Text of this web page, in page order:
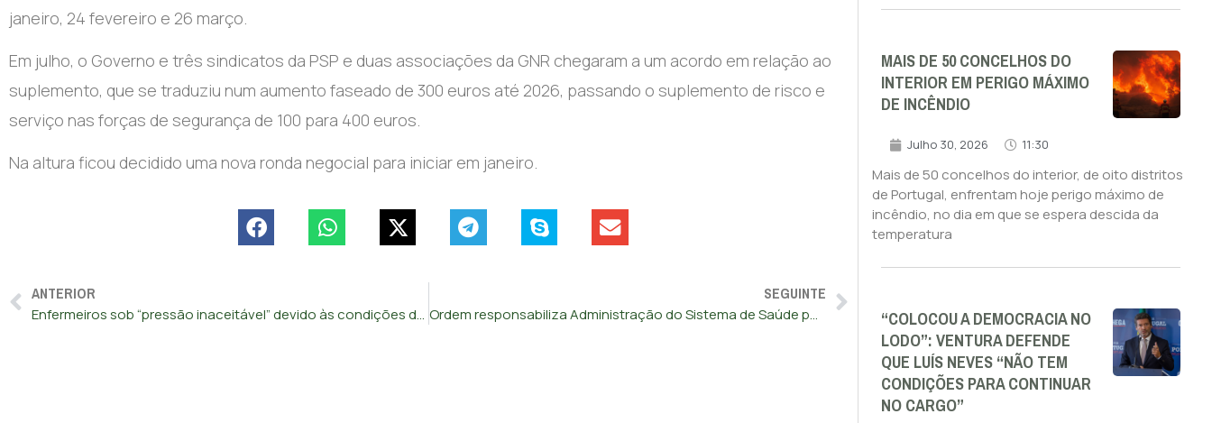
janeiro, 24 fevereiro e 26 março.
Em julho, o Governo e três sindicatos da PSP e duas associações da GNR chegaram a um acordo em relação ao
suplemento, que se traduziu num aumento faseado de 300 euros até 2026, passando o suplemento de risco e
serviço nas forças de segurança de 100 para 400 euros.
Na altura ficou decidido uma nova ronda negocial para iniciar em janeiro.
ANTERIOR
Enfermeiros sob “pressão inaceitável” devido às condições de trabalho
SEGUINTE
Ordem responsabiliza Administração do Sistema de Saúde por atrasos nos concursos para médicos
MAIS DE 50 CONCELHOS DO
INTERIOR EM PERIGO MÁXIMO
DE INCÊNDIO
Julho 30, 2026 11:30
Mais de 50 concelhos do interior, de oito distritos
de Portugal, enfrentam hoje perigo máximo de
incêndio, no dia em que se espera descida da
temperatura
“COLOCOU A DEMOCRACIA NO
LODO”: VENTURA DEFENDE
QUE LUÍS NEVES “NÃO TEM
CONDIÇÕES PARA CONTINUAR
NO CARGO”